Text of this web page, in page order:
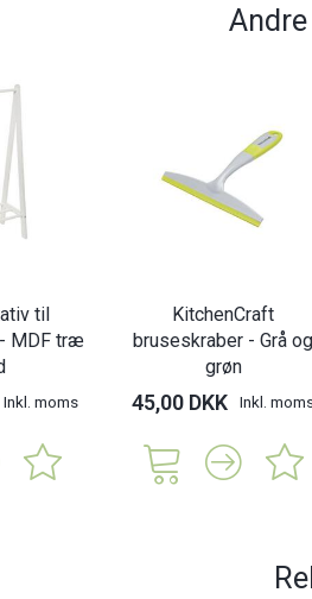
til
MDF træ
Inkl. moms
KitchenCraft
bruseskraber - Grå og
grøn
45,00 DKK Inkl.